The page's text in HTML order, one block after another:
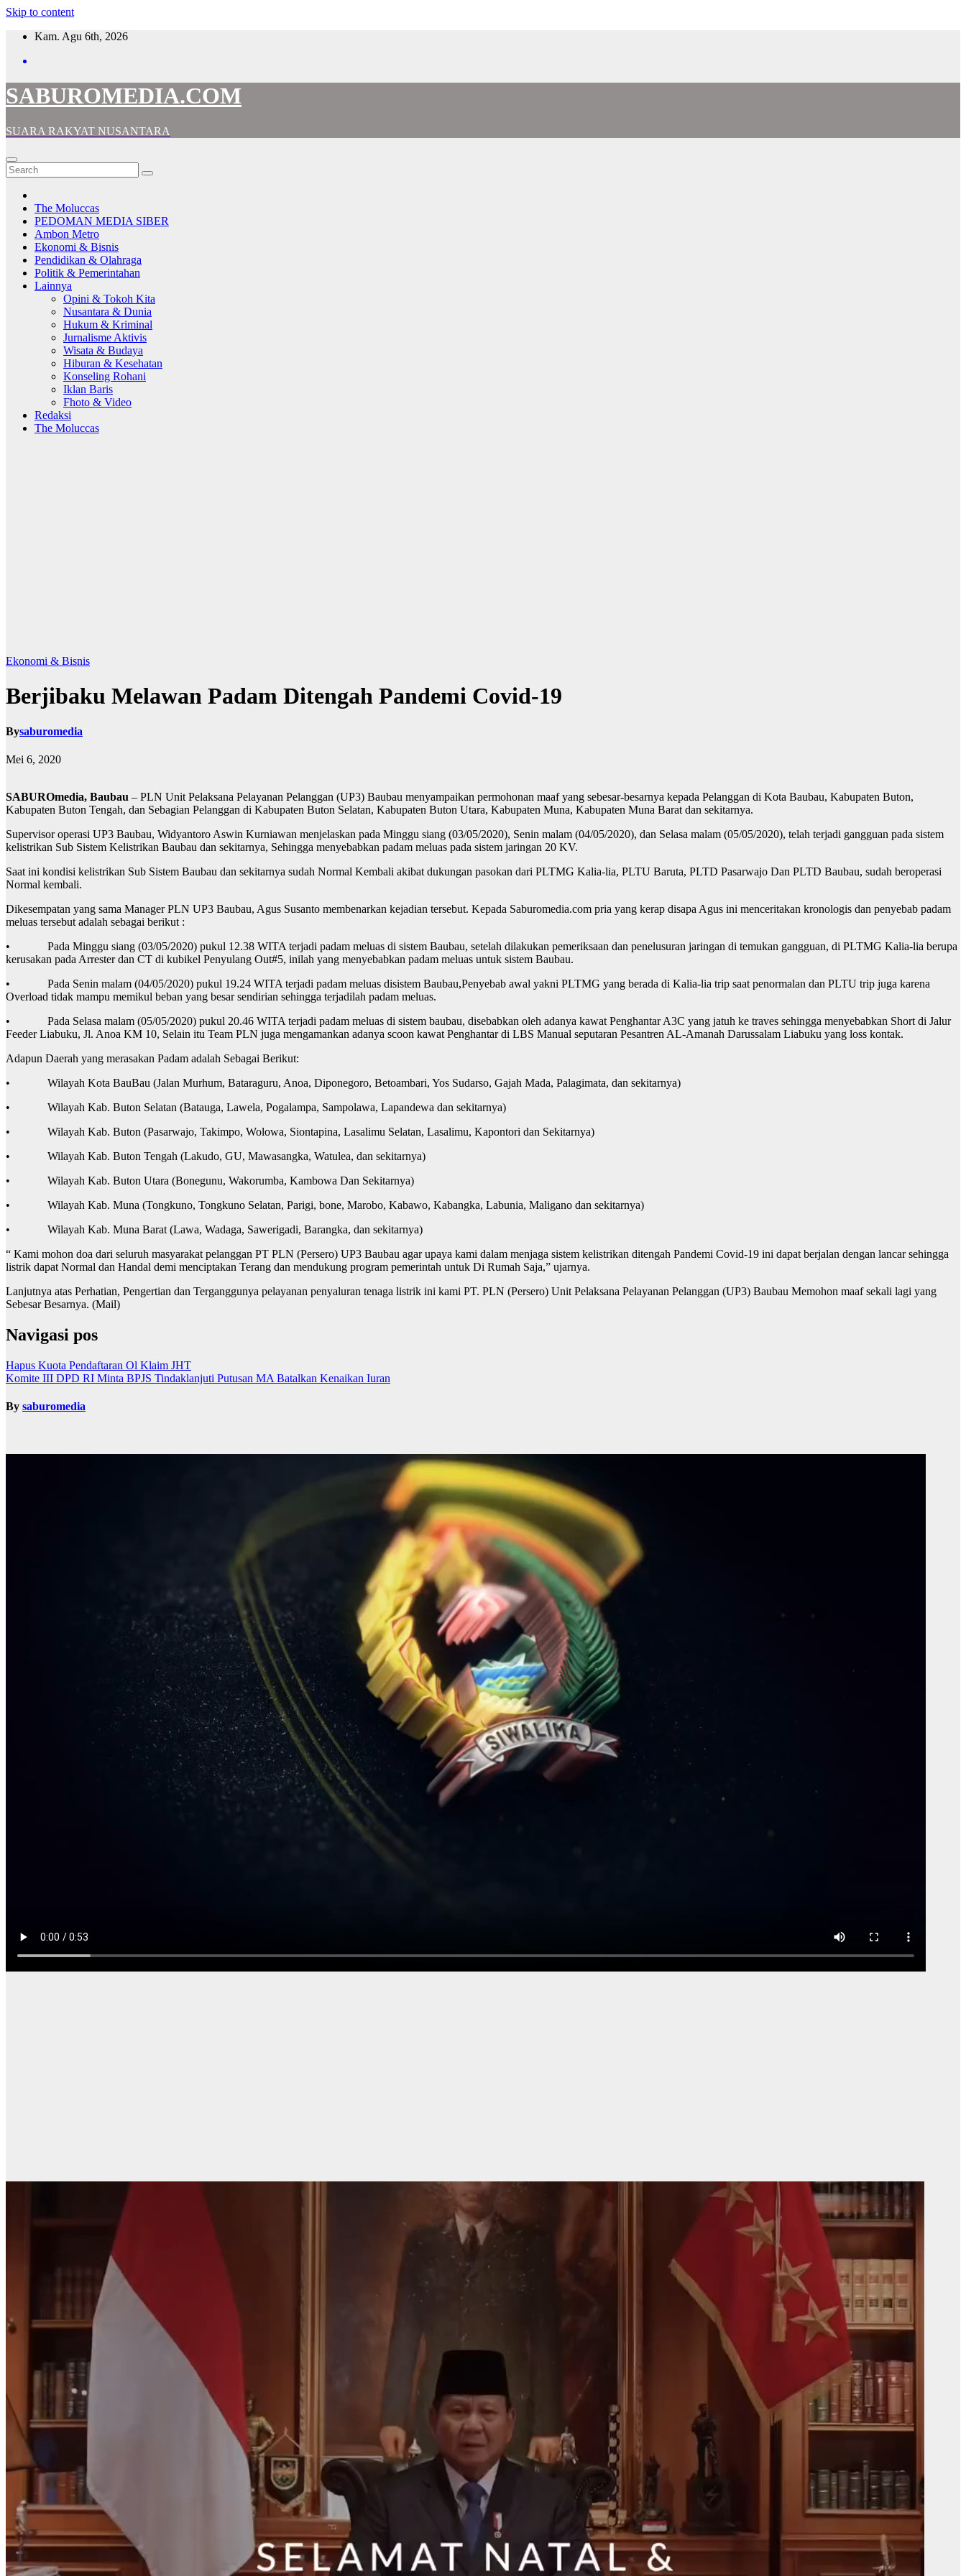
Skip to content
Kam. Agu 6th, 2026
SABUROMEDIA.COM
SUARA RAKYAT NUSANTARA
The Moluccas
PEDOMAN MEDIA SIBER
Ambon Metro
Ekonomi & Bisnis
Pendidikan & Olahraga
Politik & Pemerintahan
Lainnya
Opini & Tokoh Kita
Nusantara & Dunia
Hukum & Kriminal
Jurnalisme Aktivis
Wisata & Budaya
Hiburan & Kesehatan
Konseling Rohani
Iklan Baris
Fhoto & Video
Redaksi
The Moluccas
Ekonomi & Bisnis
Berjibaku Melawan Padam Ditengah Pandemi Covid-19
Bysaburomedia
Mei 6, 2020
SABUROmedia, Baubau – PLN Unit Pelaksana Pelayanan Pelanggan (UP3) Baubau menyampaikan permohonan maaf yang sebesar-besarnya kepada Pelanggan di Kota Baubau, Kabupaten Buton,
Kabupaten Buton Tengah, dan Sebagian Pelanggan di Kabupaten Buton Selatan, Kabupaten Buton Utara, Kabupaten Muna, Kabupaten Muna Barat dan sekitarnya.
Supervisor operasi UP3 Baubau, Widyantoro Aswin Kurniawan menjelaskan pada Minggu siang (03/05/2020), Senin malam (04/05/2020), dan Selasa malam (05/05/2020), telah terjadi gangguan pada sistem
kelistrikan Sub Sistem Kelistrikan Baubau dan sekitarnya, Sehingga menyebabkan padam meluas pada sistem jaringan 20 KV.
Saat ini kondisi kelistrikan Sub Sistem Baubau dan sekitarnya sudah Normal Kembali akibat dukungan pasokan dari PLTMG Kalia-lia, PLTU Baruta, PLTD Pasarwajo Dan PLTD Baubau, sudah beroperasi
Normal kembali.
Dikesempatan yang sama Manager PLN UP3 Baubau, Agus Susanto membenarkan kejadian tersebut. Kepada Saburomedia.com pria yang kerap disapa Agus ini menceritakan kronologis dan penyebab padam
meluas tersebut adalah sebagai berikut :
• Pada Minggu siang (03/05/2020) pukul 12.38 WITA terjadi padam meluas di sistem Baubau, setelah dilakukan pemeriksaan dan penelusuran jaringan di temukan gangguan, di PLTMG Kalia-lia berupa
kerusakan pada Arrester dan CT di kubikel Penyulang Out#5, inilah yang menyebabkan padam meluas untuk sistem Baubau.
• Pada Senin malam (04/05/2020) pukul 19.24 WITA terjadi padam meluas disistem Baubau,Penyebab awal yakni PLTMG yang berada di Kalia-lia trip saat penormalan dan PLTU trip juga karena
Overload tidak mampu memikul beban yang besar sendirian sehingga terjadilah padam meluas.
• Pada Selasa malam (05/05/2020) pukul 20.46 WITA terjadi padam meluas di sistem baubau, disebabkan oleh adanya kawat Penghantar A3C yang jatuh ke traves sehingga menyebabkan Short di Jalur
Feeder Liabuku, Jl. Anoa KM 10, Selain itu Team PLN juga mengamankan adanya scoon kawat Penghantar di LBS Manual seputaran Pesantren AL-Amanah Darussalam Liabuku yang loss kontak.
Adapun Daerah yang merasakan Padam adalah Sebagai Berikut:
• Wilayah Kota BauBau (Jalan Murhum, Bataraguru, Anoa, Diponegoro, Betoambari, Yos Sudarso, Gajah Mada, Palagimata, dan sekitarnya)
• Wilayah Kab. Buton Selatan (Batauga, Lawela, Pogalampa, Sampolawa, Lapandewa dan sekitarnya)
• Wilayah Kab. Buton (Pasarwajo, Takimpo, Wolowa, Siontapina, Lasalimu Selatan, Lasalimu, Kapontori dan Sekitarnya)
• Wilayah Kab. Buton Tengah (Lakudo, GU, Mawasangka, Watulea, dan sekitarnya)
• Wilayah Kab. Buton Utara (Bonegunu, Wakorumba, Kambowa Dan Sekitarnya)
• Wilayah Kab. Muna (Tongkuno, Tongkuno Selatan, Parigi, bone, Marobo, Kabawo, Kabangka, Labunia, Maligano dan sekitarnya)
• Wilayah Kab. Muna Barat (Lawa, Wadaga, Sawerigadi, Barangka, dan sekitarnya)
“ Kami mohon doa dari seluruh masyarakat pelanggan PT PLN (Persero) UP3 Baubau agar upaya kami dalam menjaga sistem kelistrikan ditengah Pandemi Covid-19 ini dapat berjalan dengan lancar sehingga
listrik dapat Normal dan Handal demi menciptakan Terang dan mendukung program pemerintah untuk Di Rumah Saja,” ujarnya.
Lanjutnya atas Perhatian, Pengertian dan Terganggunya pelayanan penyaluran tenaga listrik ini kami PT. PLN (Persero) Unit Pelaksana Pelayanan Pelanggan (UP3) Baubau Memohon maaf sekali lagi yang
Sebesar Besarnya. (Mail)
Navigasi pos
Hapus Kuota Pendaftaran Ol Klaim JHT
Komite III DPD RI Minta BPJS Tindaklanjuti Putusan MA Batalkan Kenaikan Iuran
By saburomedia